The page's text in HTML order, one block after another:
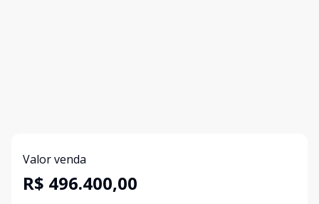
Valor venda
R$ 496.400,00